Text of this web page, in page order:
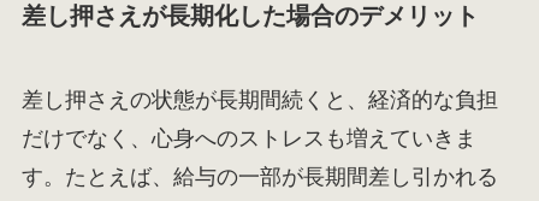
差し押さえが長期化した場合のデメリット
差し押さえの状態が長期間続くと、経済的な負担
だけでなく、心身へのストレスも増えていきま
す。たとえば、給与の一部が長期間差し引かれる